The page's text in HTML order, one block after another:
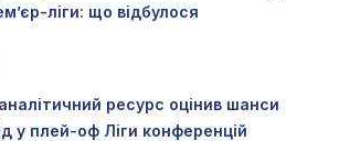
ліги: що відбулося
ресурс оцінив шанси
у плей-оф Ліги конференцій